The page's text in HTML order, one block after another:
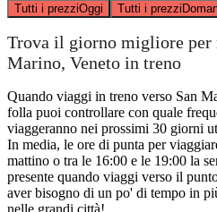
Tutti i prezziOggi Tutti i prezzi
Trova il giorno migliore per
Marino, Veneto in treno
Quando viaggi in treno verso San
folla puoi controllare con quale
viaggeranno nei prossimi 30 giorni
In media, le ore di punta per
mattino o tra le 16:00 e le 19:00 la
presente quando viaggi verso il
aver bisogno di un po' di tempo in
nelle grandi città!